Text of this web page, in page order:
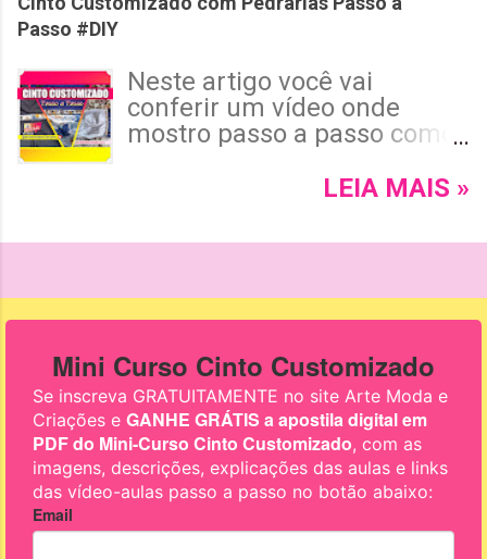
o palito encapado dos dois
Passo #DIY
Neste artigo você vai
conferir um vídeo onde
mostro passo a passo como
com Pedrarias para dar
Seu Look! Se você ama
acessórios para dar um
toque exclusivo às suas
você! 😉 Leia mais e confira!
LEIA MAIS »